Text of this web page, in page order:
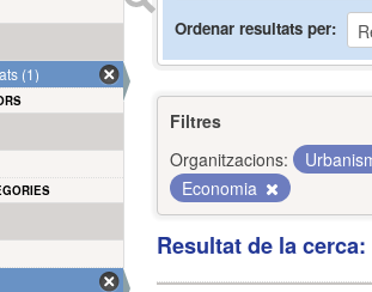
Ordenar resultats per
Filtres
Organitzacions:
Economia
Resultat de la
(1)